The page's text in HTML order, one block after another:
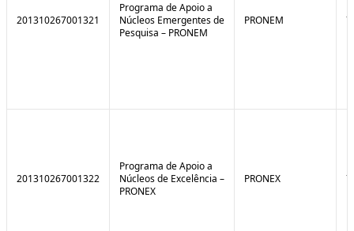
201310267001321
Programa de Apoio a
Núcleos Emergentes de
Pesquisa – PRONEM
PRONEM
201310267001322
Programa de Apoio a
Núcleos de Excelência –
PRONEX
PRONEX